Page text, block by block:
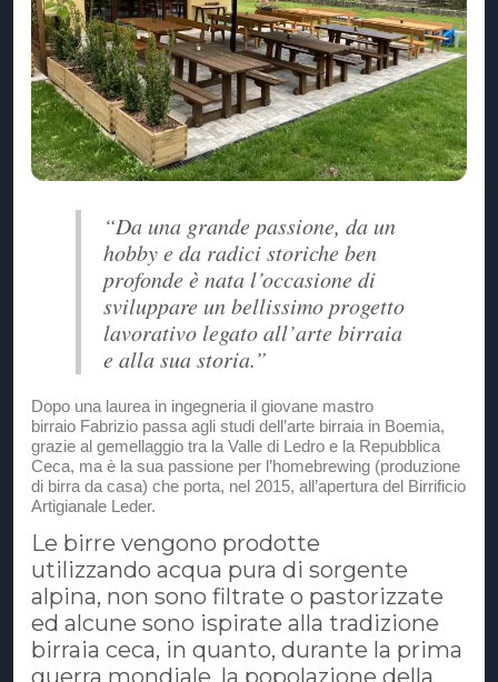
“Da una grande passione, da un
hobby e da radici storiche ben
profonde è nata l’occasione di
sviluppare un bellissimo progetto
lavorativo legato all’arte birraia
e alla sua storia.”
Dopo una laurea in ingegneria il giovane mastro
birraio Fabrizio passa agli studi dell’arte birraia in Boemia,
grazie al gemellaggio tra la Valle di Ledro e la Repubblica
Ceca, ma è la sua passione per l’homebrewing (produzione
di birra da casa) che porta, nel 2015, all’apertura del Birrificio
Artigianale Leder.
Le birre vengono prodotte
utilizzando acqua pura di sorgente
alpina, non sono filtrate o pastorizzate
ed alcune sono ispirate alla tradizione
birraia ceca, in quanto, durante la prima
guerra mondiale, la popolazione della